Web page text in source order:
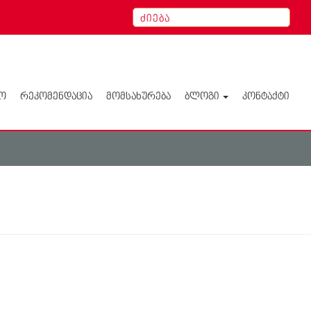
ᲠᲔᲙᲝᲛᲔᲜᲓᲐᲪᲘᲐ ᲛᲝᲛᲡᲐᲮᲣᲠᲔᲑᲐ ᲑᲚᲝᲒᲘ ᲙᲝᲜᲢᲐᲥᲢᲘ